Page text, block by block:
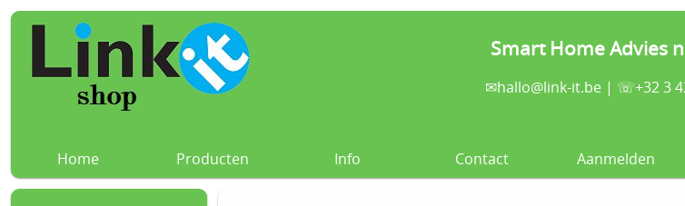
Smart Home Advies
✉hallo@link-it.be | ☏+32 3
Home Producten Info Contact Aanmelden